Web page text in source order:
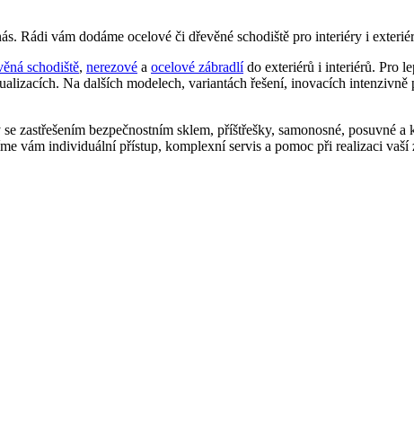
Rádi vám dodáme ocelové či dřevěné schodiště pro interiéry i
schodiště, nerezové a ocelové zábradlído exteriérů i interiérů. Pro
Na dalších modelech, variantách řešení, inovacích intenzivně
bezpečnostním sklem, příštřešky, samonosné, posuvné
vám individuální přístup, komplexní servis a pomoc při realizaci vaší